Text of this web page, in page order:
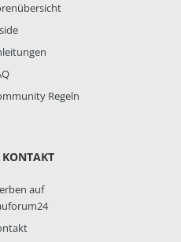
Regeln
KONTAKT
auf